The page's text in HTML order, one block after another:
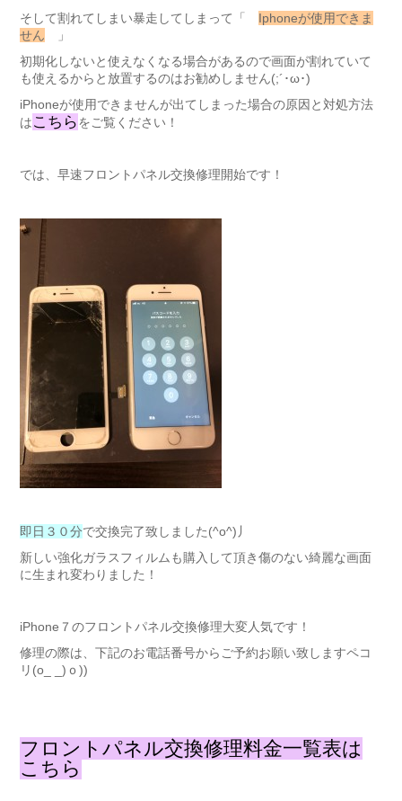
そして割れてしまい暴走してしまって「 Iphoneが使用できま
せん 」
初期化しないと使えなくなる場合があるので画面が割れていて
も使えるからと放置するのはお勧めしません(;´･ω･)
iPhoneが使用できませんが出てしまった場合の原因と対処方法
はこちらをご覧ください！
では、早速フロントパネル交換修理開始です！
即日３０分で交換完了致しました(^o^)丿
新しい強化ガラスフィルムも購入して頂き傷のない綺麗な画面
に生まれ変わりました！
iPhone７のフロントパネル交換修理大変人気です！
修理の際は、下記のお電話番号からご予約お願い致しますペコ
リ(o_ _)ｏ))
フロントパネル交換修理料金一覧表は
こちら